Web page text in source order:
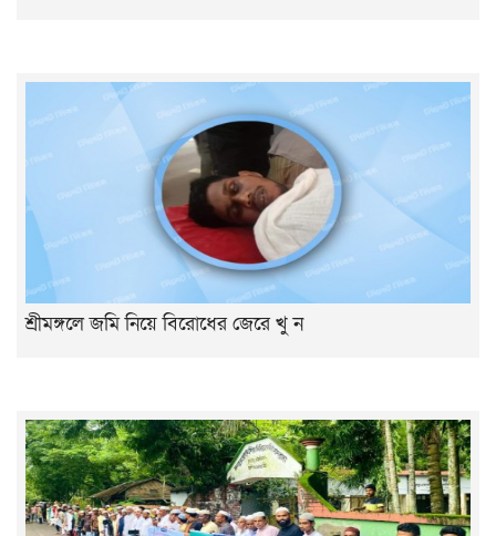
শ্রীমঙ্গলে জমি নিয়ে বিরোধের জেরে খু ন